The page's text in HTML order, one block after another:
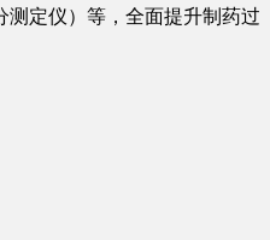
测定仪）等，全面提升制药过